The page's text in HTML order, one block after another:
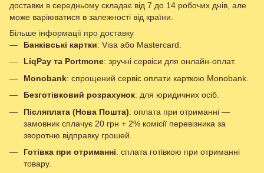
доставки в середньому складає від 7 до 14 робочих днів, але
може варіюватися в залежності від країни.
Більше інформації про доставку
Банківські картки: Visa або Mastercard.
LiqPay та Portmone: зручні сервіси для онлайн-оплат.
Monobank: спрощений сервіс оплати карткою Monobank.
Безготівковий розрахунок: для юридичних осіб.
Післяплата (Нова Пошта): оплата при отриманні —
замовник сплачує 20 грн + 2% комісії перевізника за
зворотню відправку грошей.
Готівка при отриманні: сплата готівкою при отриманні
товару.